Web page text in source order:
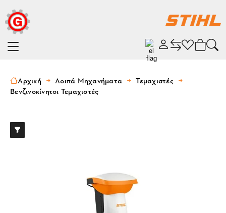
Αρχική Λοιπά Μηχανήματα
Τεμαχιστές
Βενζινοκίνητοι Τεμαχιστές